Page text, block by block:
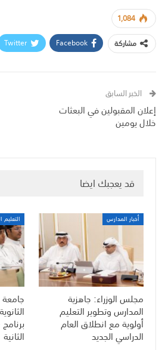
1,084
مشاركة
Facebook
Twitter
الخبر السابق
إعلان المقبولين في البعثات
خلال يومين
قد يعجبك ايضا
أخبار المدارس
مجلس الوزراء: جاهزية
المدارس وتطوير التعليم
أولوية مع انطلاق العام
الدراسي الجديد
التعليم
الثانية